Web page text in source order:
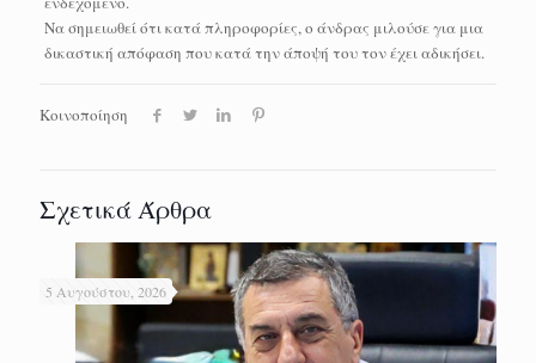
Να σημειωθεί ότι κατά πληροφορίες, ο άνδρας μιλούσε για μια
δικαστική απόφαση που κατά την άποψή του τον έχει αδικήσει.
Κοινοποίηση
Σχετικά Άρθρα
5 Αυγούστου, 2026